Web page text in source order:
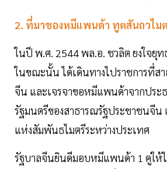
2. ที่มาของหมีแพนด้า ทูตสันถวไม
ในปี พ.ศ. 2544 พล.อ. ชวลิต ยงใจยุท
ในขณะนั้น ได้เดินทางไปราชการที่ส
จีน และเจรจาขอหมีแพนด้าจากประ
รัฐมนตรีของสาธารณรัฐประชาชนจี
แห่งสัมพันธไมตรีระหว่างประเทศ
รัฐบาลจีนยินดีมอบหมีแพนด้า 1 คู่ให้